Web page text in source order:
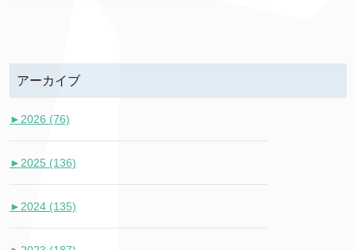
アーカイブ
► 2026 (76)
► 2025 (136)
► 2024 (135)